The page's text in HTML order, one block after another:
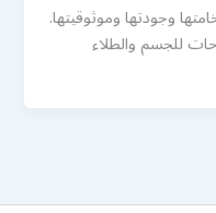
وجودتها وموثوقيتها.
للجسم والطلاء